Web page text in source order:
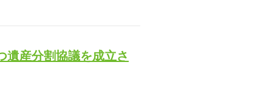
遺産分割協議を成立さ